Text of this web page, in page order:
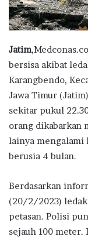
Jatim
bersisa akibat
Karangbendo,
Jawa Timur
sekitar pukul
orang dikabarkan
lainya mengalami
berusia 4 bulan.
Berdasarkan
(20/2/2023)
petasan. Polisi
sejauh 100 meter.